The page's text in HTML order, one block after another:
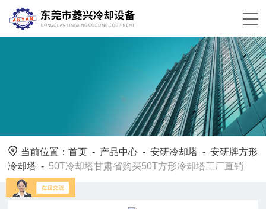
当前位置：首页 - 产品中心 -安研冷却塔 -安研牌方形
冷却塔 - 50T冷却塔甘肃省购买50T方形冷却塔工厂直销